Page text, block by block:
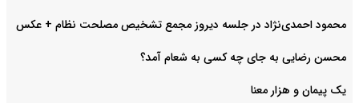
محمود احمدی‌نژاد در جلسه دیروز مجمع تشخیص مصلحت نظام + عکس
محسن رضایی به جای چه کسی به شعام آمد؟
یک پیمان و هزار معنا